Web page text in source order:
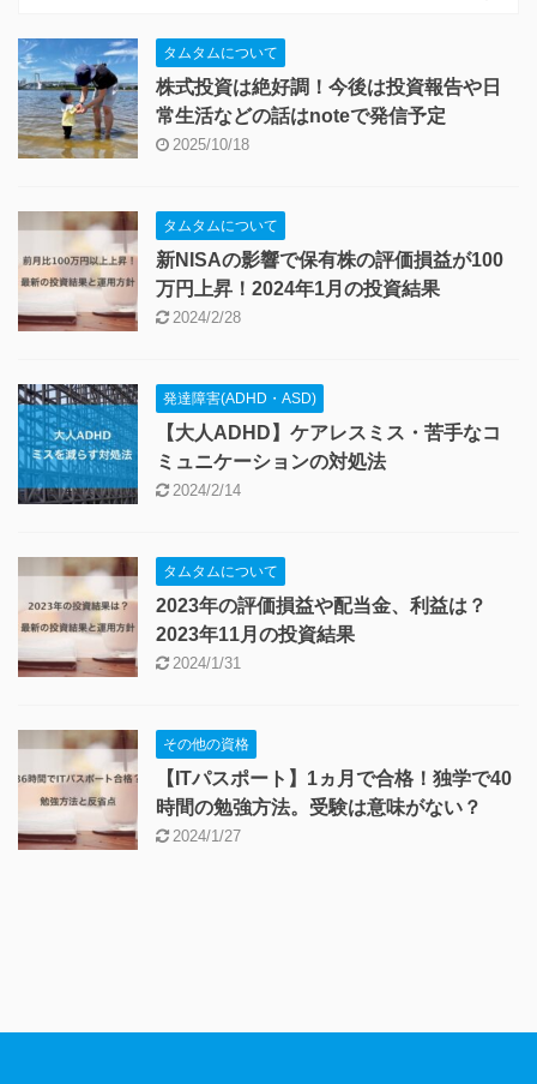
タムタムについて
株式投資は絶好調！今後は投資報告や日
常生活などの話はnoteで発信予定
2025/10/18
タムタムについて
新NISAの影響で保有株の評価損益が100
万円上昇！2024年1月の投資結果
2024/2/28
発達障害(ADHD・ASD)
【大人ADHD】ケアレスミス・苦手なコ
ミュニケーションの対処法
2024/2/14
タムタムについて
2023年の評価損益や配当金、利益は？
2023年11月の投資結果
2024/1/31
その他の資格
【ITパスポート】1ヵ月で合格！独学で40
時間の勉強方法。受験は意味がない？
2024/1/27